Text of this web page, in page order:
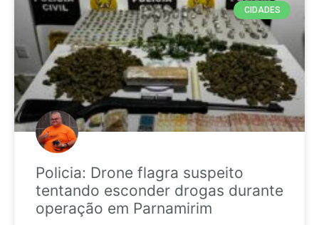
CIDADES
Policia: Drone flagra suspeito
tentando esconder drogas durante
operação em Parnamirim